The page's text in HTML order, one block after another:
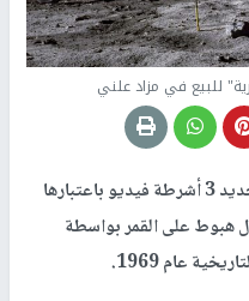
للبيع في مزاد علني
في عام 2008، تم تحديد 3 أشرطة فيديو باعتبارها
هبوط على القمر بواسطة